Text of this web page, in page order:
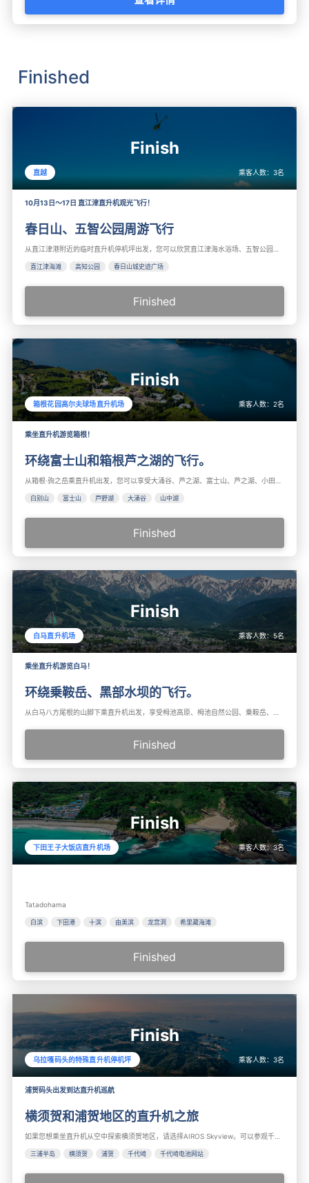
Finished
Finish
10月13日～17日 直江津直升机观光飞行！
春日山、五智公园周游飞行
直越 乘客人数： 3名
直江津海滩 高知公园 春日山城史迹广场
Finished
Finish
乘坐直升机游览箱根！
环绕富士山和箱根芦之湖的飞行。
箱根花园高尔夫球场直升机场 乘客人数： 2名
白别山 富士山 芦野湖 大涌谷 山中湖
Finished
Finish
乘坐直升机游览白马！
环绕乗鞍岳、黑部水坝的飞行。
白马直升机场 乘客人数： 5名
Finished
Finish
下田王子大饭店直升机场 乘客人数：3名
Tatadohama
白滨 下田港 十滨 由美滨 龙宫洞 希里藏海滩
Finished
Finish
浦贺码头出发到达直升机巡航
横须贺和浦贺地区的直升机之旅
乌拉嘎码头的特殊直升机停机坪 乘客人数： 3名
三浦半岛 横须贺 浦贺 千代崎 千代崎电池网站